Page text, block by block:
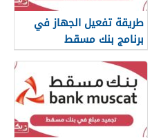
طريقة تفعيل الجهاز في
برنامج بنك مسقط